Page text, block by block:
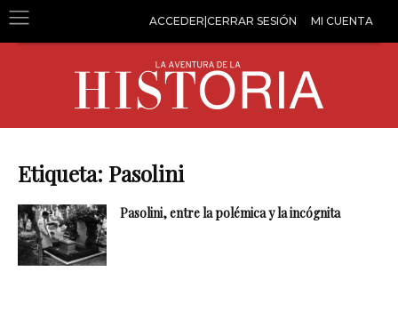
ACCEDER|CERRAR SESIÓN MI CUENTA
Etiqueta: Pasolini
Pasolini, entre la polémica y la incógnita